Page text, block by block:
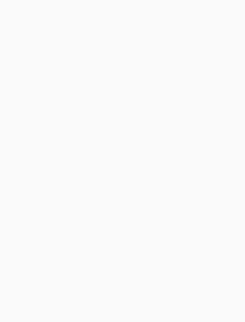
집니다. 공항에서 렌트카 사무